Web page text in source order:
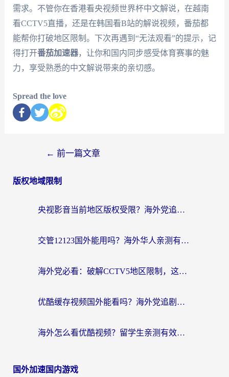
需求。不管你在香港看央视频世界杯中文解说，在越南
看CCTV5直播，还是在韩国看B站的解说视频，番茄都
能帮你打破地区限制。下次再遇到“无法观看”的提示，记
得打开番茄加速器，让你和国内同步感受体育赛事的魅
力，享受熟悉的中文解说带来的亲切感。
Spread the love
← 前一篇文章
版权地域限制
央视影音当前地区版权受限？海外党追剧看片的终极解决方案来了
交管12123国外能用吗？海外华人亲测有效的回国加速器选择指南
海外党必看：破解CCTV5地区限制，这样看欧洲杯奥运直播才够爽！
优酷缓存视频国外能看吗？海外党追剧看片的终极解决方案来了
海外怎么看优酷视频？留学生亲测有效的回国加速器选择指南
国外加速国内游戏